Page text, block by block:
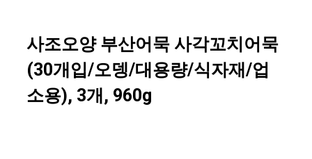
사조오양 부산어묵 사각꼬치어묵
(30개입/오뎅/대용량/식자재/업
소용), 3개, 960g